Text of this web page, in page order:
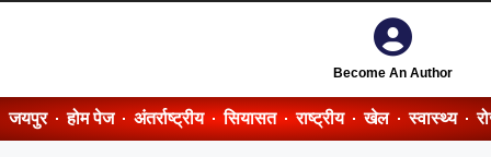
Become An Author
जयपुर होम पेज अंतर्राष्ट्रीय सियासत राष्ट्रीय खेल स्वास्थ्य